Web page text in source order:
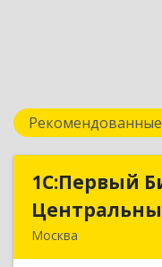
1С:Первый
Москва